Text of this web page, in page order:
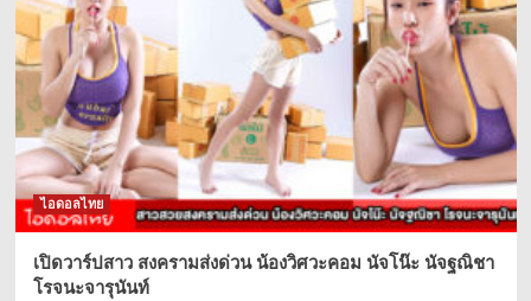
ไอดอลไทย
เปิดวาร์ปสาว สงครามส่งด่วน น้องวิศวะคอม นัจโน๊ะ นัจฐณิชา
โรจนะจารุนันท์